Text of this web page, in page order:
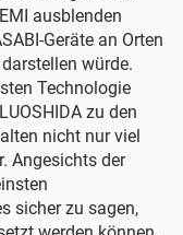
ausblenden
Geräte an Orten
würde.
Technologie
zu den
nicht nur viel
Angesichts der
sicher zu sagen,